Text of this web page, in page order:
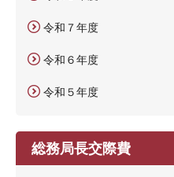
令和７年度
令和６年度
令和５年度
総務局長交際費